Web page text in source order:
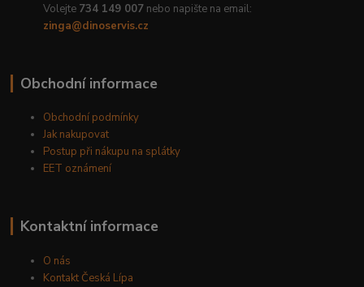
Volejte 734 149 007 nebo napište na email:
zinga@dinoservis.cz
Obchodní informace
Obchodní podmínky
Jak nakupovat
Postup při nákupu na splátky
EET oznámení
Kontaktní informace
O nás
Kontakt Česká Lípa